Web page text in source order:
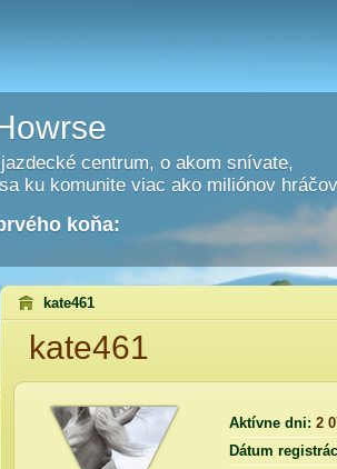
centrum, o akom snívate,
ku komunite viac ako miliónov
koňa:
kate461
kate461
Aktívne dni: 2
Dátum